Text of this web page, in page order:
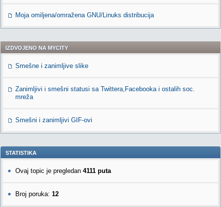
Moja omiljena/omražena GNU/Linuks distribucija
IZDVOJENO NA MYCITY
Smešne i zanimljive slike
Zanimljivi i smešni statusi sa Twittera,Facebooka i ostalih soc.
mreža
Smešni i zanimljivi GIF-ovi
STATISTIKA
Ovaj topic je pregledan 4111 puta
Broj poruka: 12